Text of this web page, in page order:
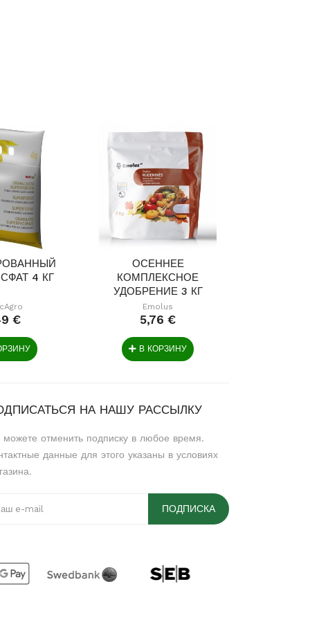
4 КГ
€
ОСЕННЕЕ
КОМПЛЕКСНОЕ
УДОБРЕНИЕ 3 КГ
Emolus
5,76 €
В КОРЗИНУ
НА НАШУ РАССЫЛКУ
отменить подписку в любое время.
данные для этого указаны в условиях